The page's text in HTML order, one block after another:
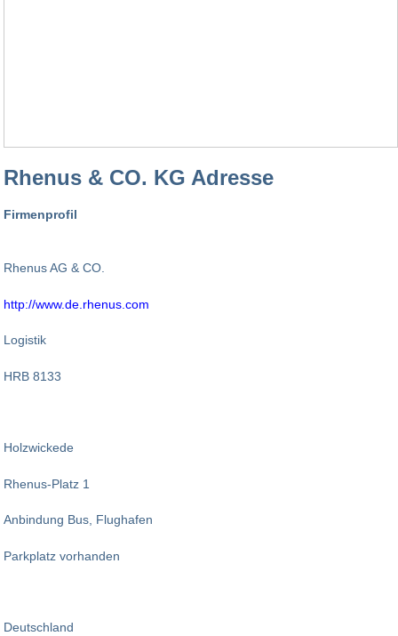
Rhenus & CO. KG Adresse
Firmenprofil
Rhenus AG & CO.
http://www.de.rhenus.com
Logistik
HRB 8133
Holzwickede
Rhenus-Platz 1
Anbindung Bus, Flughafen
Parkplatz vorhanden
Deutschland